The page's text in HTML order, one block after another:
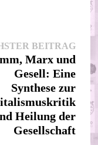
BEITRAG
Marx und
Gesell: Eine
Synthese zur
Heilung der
Gesellschaft